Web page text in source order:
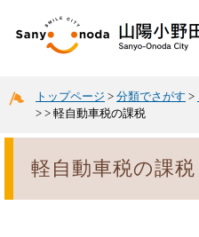
トップページ > 分類でさがす >
> > 軽自動車税の課税
軽自動車税の課税